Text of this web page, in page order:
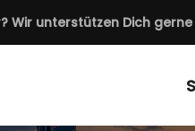
Wir unterstützen Dich gerne